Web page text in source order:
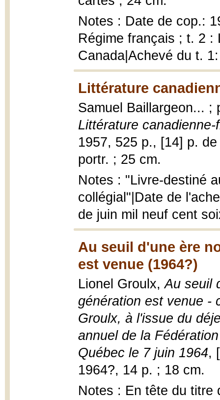
Notes : Date de cop.:
Régime français ; t. 2 :
Canada|Achevé du t.
Littérature
Samuel Baillargeon... ;
Littérature canadienne-
1957, 525 p., [14] p.
portr. ; 25 cm.
Notes : "Livre-destiné
collégial"|Date de
de juin mil neuf cent
Au seuil d'une ère
est venue (1964?)
Lionel Groulx,Au seuil
génération est venue -
Groulx, à l'issue du
annuel de la
Québec le 7 juin 1964,
1964?, 14 p. ; 18 cm.
Notes : En tête du titre